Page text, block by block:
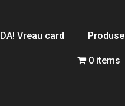
DA! Vreau card Produse
0 items